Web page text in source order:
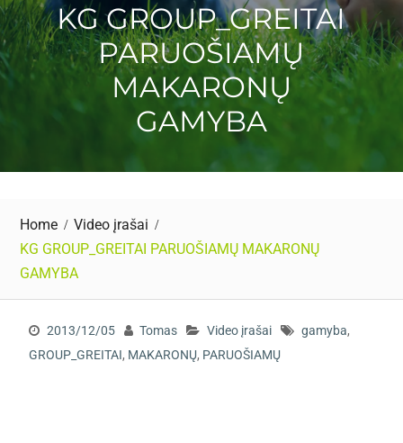
KG GROUP_GREITAI
PARUOŠIAMŲ
MAKARONŲ
GAMYBA
Home
Video įrašai
KG GROUP_GREITAI PARUOŠIAMŲ MAKARONŲ
GAMYBA
2013/12/05 Tomas Video įrašai gamyba,
GROUP_GREITAI, MAKARONŲ, PARUOŠIAMŲ